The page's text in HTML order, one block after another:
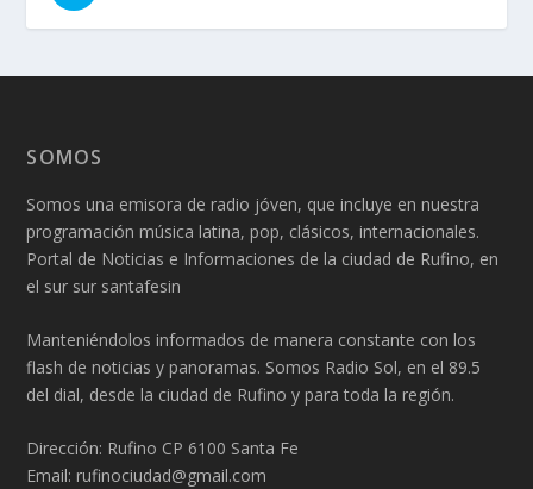
SOMOS
Somos una emisora de radio jóven, que incluye en nuestra
programación música latina, pop, clásicos, internacionales.
Portal de Noticias e Informaciones de la ciudad de Rufino, en
el sur sur santafesin
Manteniéndolos informados de manera constante con los
flash de noticias y panoramas. Somos Radio Sol, en el 89.5
del dial, desde la ciudad de Rufino y para toda la región.
Dirección: Rufino CP 6100 Santa Fe
Email: rufinociudad@gmail.com